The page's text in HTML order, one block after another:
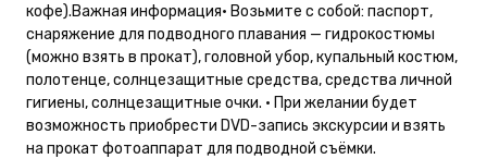
кофе).Важная информация• Возьмите с собой: паспорт,
снаряжение для подводного плавания — гидрокостюмы
(можно взять в прокат), головной убор, купальный костюм,
полотенце, солнцезащитные средства, средства личной
гигиены, солнцезащитные очки. • При желании будет
возможность приобрести DVD-запись экскурсии и взять
на прокат фотоаппарат для подводной съёмки.